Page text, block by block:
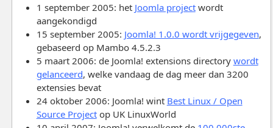
1 september 2005: het Joomla projectwordt
aangekondigd
15 september 2005: Joomla! 1.0.0 wordt vrijgegeven,
gebaseerd op Mambo 4.5.2.3
5 maart 2006: de Joomla! extensions directory wordt
gelanceerd, welke vandaag de dag meer dan 3200
extensies bevat
24 oktober 2006: Joomla! wint Best Linux / Open
Source Projectop UK LinuxWorld